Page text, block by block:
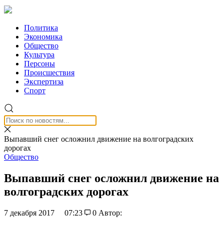
Политика
Экономика
Общество
Культура
Персоны
Происшествия
Экспертиза
Спорт
Выпавший снег осложнил движение на волгоградских
дорогах
Общество
Выпавший снег осложнил движение на
волгоградских дорогах
7 декабря 2017 07:23 0 Автор: